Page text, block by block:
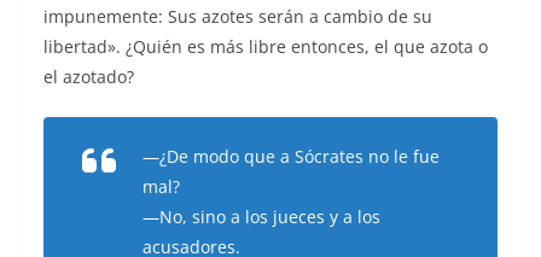
impunemente: Sus azotes serán a cambio de su
libertad». ¿Quién es más libre entonces, el que azota o
el azotado?
—¿De modo que a Sócrates no le fue
mal?
—No, sino a los jueces y a los
acusadores.